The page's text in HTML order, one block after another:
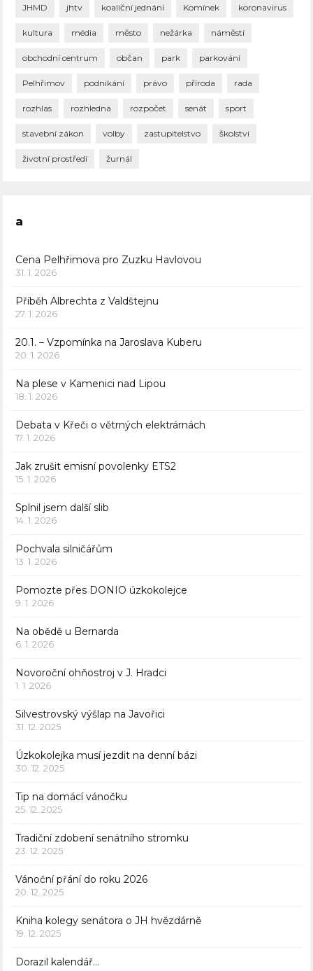
JHMD jhtv koaliční jednání Komínek koronavirus
kultura média město nežárka náměstí
obchodní centrum občan park parkování
Pelhřimov podnikání právo příroda rada
rozhlas rozhledna rozpočet senát sport
stavební zákon volby zastupitelstvo školství
životní prostředí žurnál
a
Cena Pelhřimova pro Zuzku Havlovou
31. 1. 2026
Příběh Albrechta z Valdštejnu
27. 1. 2026
20.1. – Vzpomínka na Jaroslava Kuberu
20. 1. 2026
Na plese v Kamenici nad Lipou
18. 1. 2026
Debata v Křeči o větrných elektrárnách
17. 1. 2026
Jak zrušit emisní povolenky ETS2
15. 1. 2026
Splnil jsem další slib
14. 1. 2026
Pochvala silničářům
13. 1. 2026
Pomozte přes DONIO úzkokolejce
9. 1. 2026
Na obědě u Bernarda
6. 1. 2026
Novoroční ohňostroj v J. Hradci
1. 1. 2026
Silvestrovský výšlap na Javořici
31. 12. 2025
Úzkokolejka musí jezdit na denní bázi
30. 12. 2025
Tip na domácí vánočku
25. 12. 2025
Tradiční zdobení senátního stromku
23. 12. 2025
Vánoční přání do roku 2026
20. 12. 2025
Kniha kolegy senátora o JH hvězdárně
19. 12. 2025
Dorazil kalendář…